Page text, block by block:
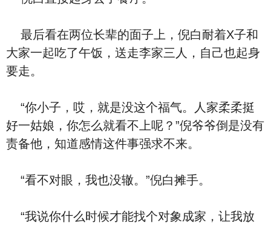
最后看在两位长辈的面子上，倪白耐着X子和
大家一起吃了午饭，送走李家三人，自己也起身
要走。
“你小子，哎，就是没这个福气。人家柔柔挺
好一姑娘，你怎么就看不上呢？”倪爷爷倒是没有
责备他，知道感情这件事强求不来。
“看不对眼，我也没辙。”倪白摊手。
“我说你什么时候才能找个对象成家，让我放